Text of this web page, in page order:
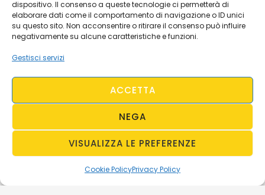
dispositivo. Il consenso a queste tecnologie ci permetterà di
elaborare dati come il comportamento di navigazione o ID unici
su questo sito. Non acconsentire o ritirare il consenso può influire
negativamente su alcune caratteristiche e funzioni.
Gestisci servizi
ACCETTA
NEGA
VISUALIZZA LE PREFERENZE
Cookie PolicyPrivacy Policy